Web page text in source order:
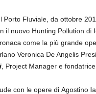
Porto Fluviale, da ottobre
il nuovo Hunting Pollution di
come la più grande
Veronica De Angelis
, Project Manager e
con le opere di Agostino